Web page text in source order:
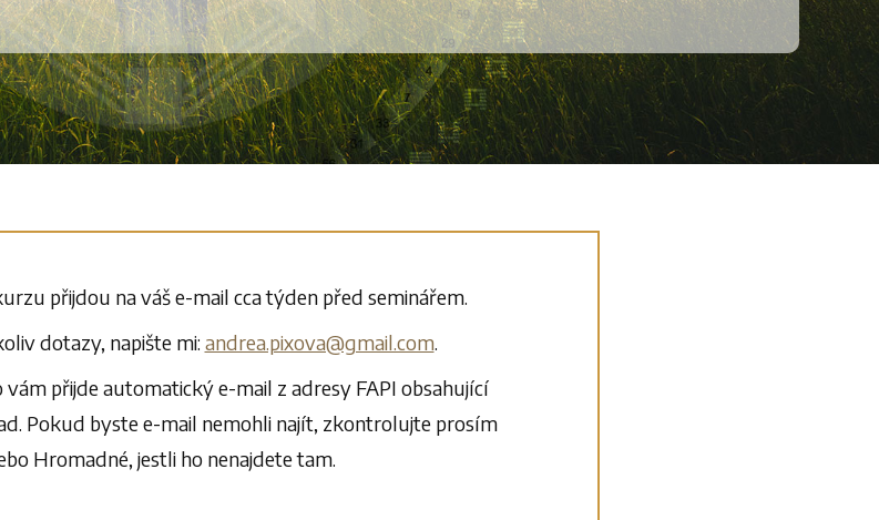
přijdou na váš e-mail cca týden před seminářem.
dotazy, napište mi: andrea.pixova@gmail.com.
přijde automatický e-mail z adresy FAPI obsahující
Pokud byste e-mail nemohli najít, zkontrolujte prosím
Hromadné, jestli ho nenajdete tam.